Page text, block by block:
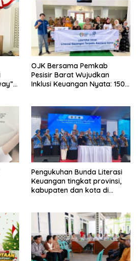
OJK Bersama Pemkab
Pesisir Barat Wujudkan
Inklusi Keuangan Nyata: 150
Pengukuhan Bunda Literasi
Keuangan tingkat provinsi,
kabupaten dan kota di
bagi masyarakat